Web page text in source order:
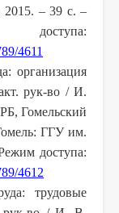
– 39 с. –
4611
организация
рук-во / И.
Гомельский
ГГУ им.
доступа:
4612
трудовые